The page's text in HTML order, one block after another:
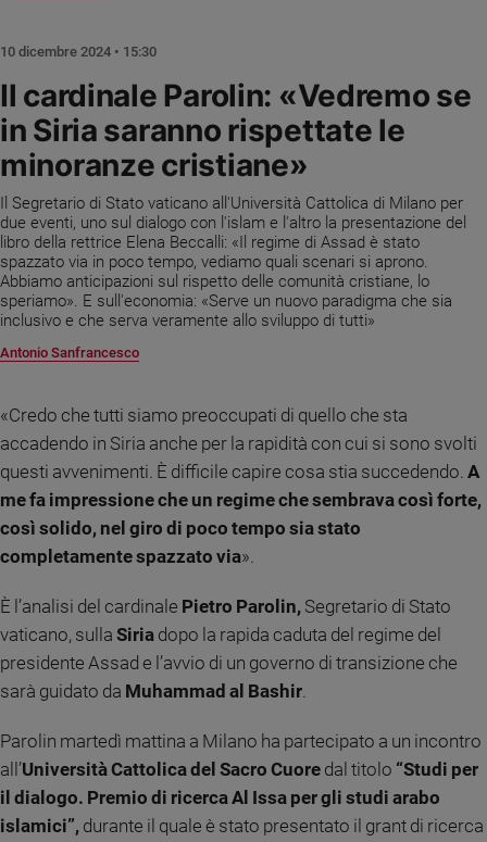
e
spiritualità
Santi
e
fede
Parola
del
giorno
del
Società
e
valori
Ambiente
e
Creato
Diritti
Aziende
Caso
settimana
Migranti
Diversità
e
Il cardinale Parolin: «Vedremo se
in Siria saranno rispettate le
minoranze cristiane»
Il Segretario di Stato vaticano all'Università Cattolica di Milano per
due eventi, uno sul dialogo con l'islam e l'altro la presentazione del
libro della rettrice Elena Beccalli: «Il regime di Assad è stato
spazzato via in poco tempo, vediamo quali scenari si aprono.
Abbiamo anticipazioni sul rispetto delle comunità cristiane, lo
speriamo». E sull'economia: «Serve un nuovo paradigma che sia
inclusivo e che serva veramente allo sviluppo di tutti»
Antonio Sanfrancesco
10 dicembre 2024 • 15:30
«Credo che tutti siamo preoccupati di quello che sta
accadendo in Siria anche per la rapidità con cui si sono svolti
questi avvenimenti. È difficile capire cosa stia succedendo. A
me fa impressione che un regime che sembrava così forte,
così solido, nel giro di poco tempo sia stato
completamente spazzato via».
È l’analisi del cardinale Pietro Parolin, Segretario di Stato
vaticano, sulla Siria dopo la rapida caduta del regime del
presidente Assad e l’avvio di un governo di transizione che
sarà guidato da Muhammad al Bashir.
Parolin martedì mattina a Milano ha partecipato a un incontro
all’Università Cattolica del Sacro Cuore dal titolo “Studi per
il dialogo. Premio di ricerca Al Issa per gli studi arabo
islamici”, durante il quale è stato presentato il grant di ricerca